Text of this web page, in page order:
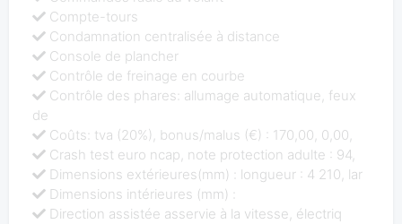
Compte-tours
Condamnation centralisée à distance
Console de plancher
Contrôle de freinage en courbe
Contrôle des phares: allumage automatique, feux
de
Coûts: tva (20%), bonus/malus (€) : 170,00, 0,00,
Crash test euro ncap, note protection adulte : 94,
Dimensions extérieures(mm) : longueur : 4 210, lar
Dimensions intérieures (mm) :
Direction assistée asservie à la vitesse, électriq